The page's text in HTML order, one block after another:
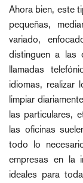
Ahora bien, este
pequeñas,
variado,
distinguen a las
llamadas
idiomas, realizar
limpiar
las particulares,
las oficinas
todo lo
empresas en la
ideales para